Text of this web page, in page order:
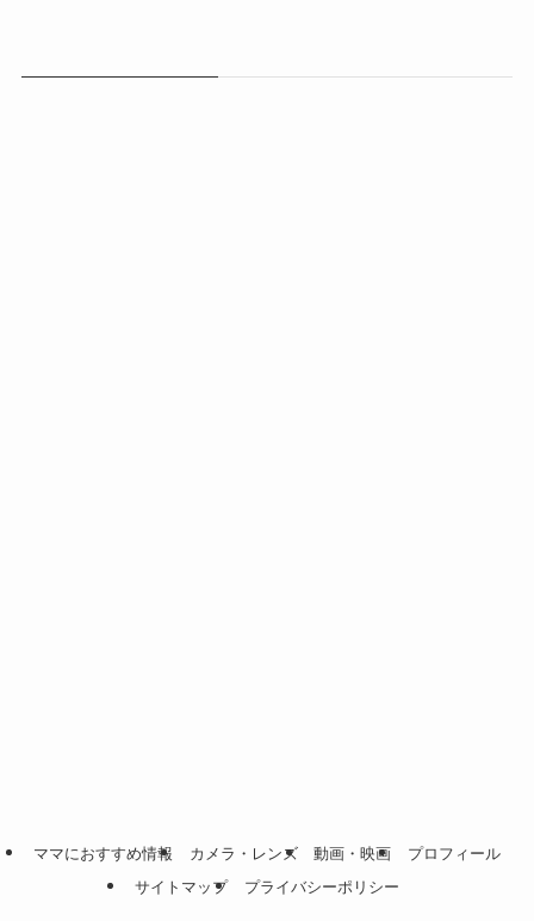
ママにおすすめ情報 カメラ・レンズ 動画・映画
プロフィール
サイトマップ
プライバシーポリシー